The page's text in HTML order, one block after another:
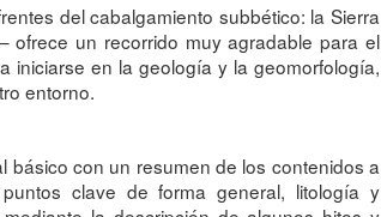
del cabalgamiento subbético: la Sierra
ofrece un recorrido muy agradable para el
iniciarse en la geología y la geomorfología,
entorno.
básico con un resumen de los contenidos a
clave de forma general, litología y